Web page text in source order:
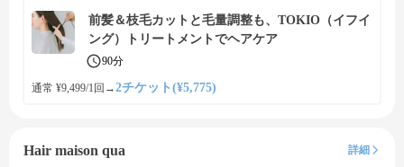
前髪＆枝毛カットと毛量調整も、TOKIO（イフイ
ング）トリートメントでヘアケア
90分
通常 ¥9,499/1回 →2チケット(¥5,775)
Hair maison qua 詳細